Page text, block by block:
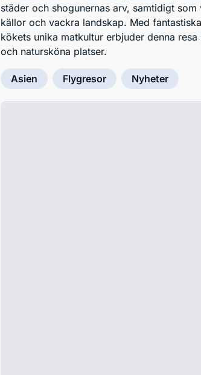
städer och shogunernas arv, samtidigt
källor och vackra landskap. Med
kökets unika matkultur erbjuder denna
och natursköna platser.
Asien Flygresor Nyheter